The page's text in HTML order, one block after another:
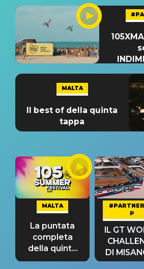
MALTA
Il best of della quinta
tappa
MALTA
La puntata
completa
della quinta
tappa
P
IL GT
DI